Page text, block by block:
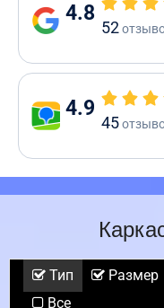
4.8
52
4.9
45
Тип Размер
Все